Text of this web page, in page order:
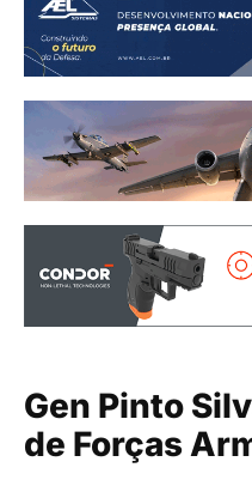
Gen Pinto
de Forças